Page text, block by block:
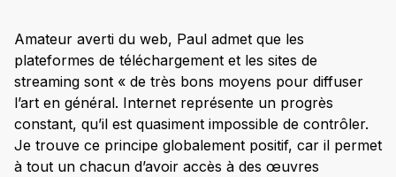
Amateur averti du web, Paul admet que les
plateformes de téléchargement et les sites de
streaming sont « de très bons moyens pour diffuser
l’art en général. Internet représente un progrès
constant, qu’il est quasiment impossible de contrôler.
Je trouve ce principe globalement positif, car il permet
à tout un chacun d’avoir accès à des œuvres